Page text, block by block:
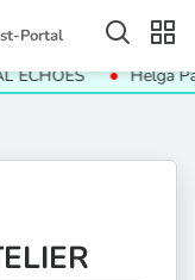
Portal
Helga Paris.